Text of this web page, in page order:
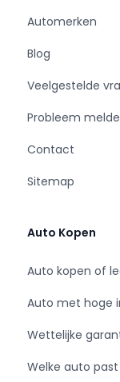
Automerken
Blog
Veelgestelde
Probleem
Contact
Sitemap
Auto Kopen
Auto kopen of
Auto met hoge
Wettelijke
Welke auto